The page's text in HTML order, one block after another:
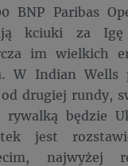
BNP Paribas
kciuki za
im wielkich
W Indian Wells
drugiej rundy,
będzie
jest
najwyżej